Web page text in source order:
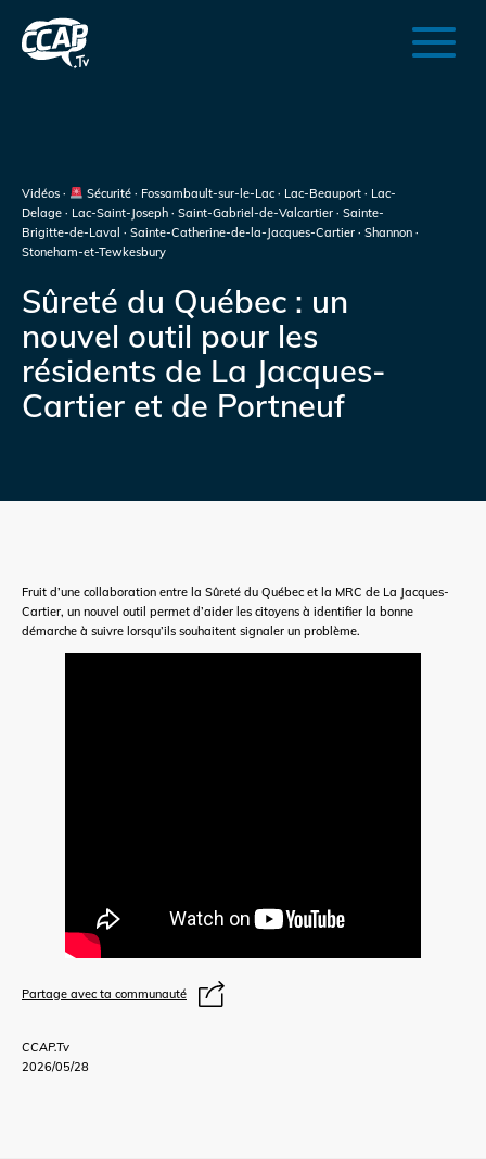
Vidéos ·
Sécurité · Fossambault-sur-le-Lac · Lac-Beauport · Lac-
Delage · Lac-Saint-Joseph · Saint-Gabriel-de-Valcartier · Sainte-
Brigitte-de-Laval · Sainte-Catherine-de-la-Jacques-Cartier · Shannon ·
Stoneham-et-Tewkesbury
Sûreté du Québec : un
nouvel outil pour les
résidents de La Jacques-
Cartier et de Portneuf
CCAP.Tv
2026/05/28
Fruit d’une collaboration entre la Sûreté du Québec et la MRC de La Jacques-
Cartier, un nouvel outil permet d’aider les citoyens à identifier la bonne
démarche à suivre lorsqu’ils souhaitent signaler un problème.
Partage avec ta communauté